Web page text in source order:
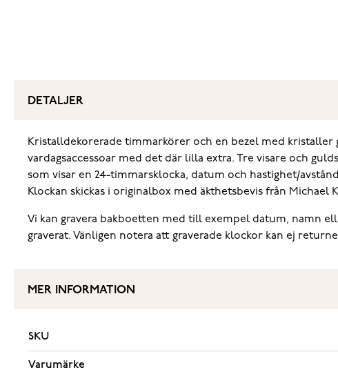
DETALJER
Kristalldekorerade timmarkörer och en bezel med kristaller
vardagsaccessoar med det där lilla extra. Tre visare och
som visar en 24-timmarsklocka, datum och hastighet/
Klockan skickas i originalbox med äkthetsbevis från Michael
Vi kan gravera bakboetten med till exempel datum, namn
graverat. Vänligen notera att graverade klockor kan ej
MER INFORMATION
SKU
Varumärke